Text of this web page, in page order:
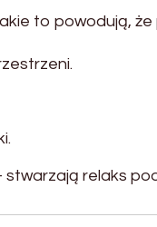
to powodują,
stwarzają relaks